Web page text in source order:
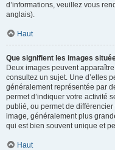
d’informations, veuillez vous
anglais).
Haut
Que signifient les images
Deux images peuvent
consultez un sujet. Une d’elles
généralement représentée par
permet d’indiquer votre activité
publié, ou permet de différencier
image, généralement plus
qui est bien souvent unique et
Haut